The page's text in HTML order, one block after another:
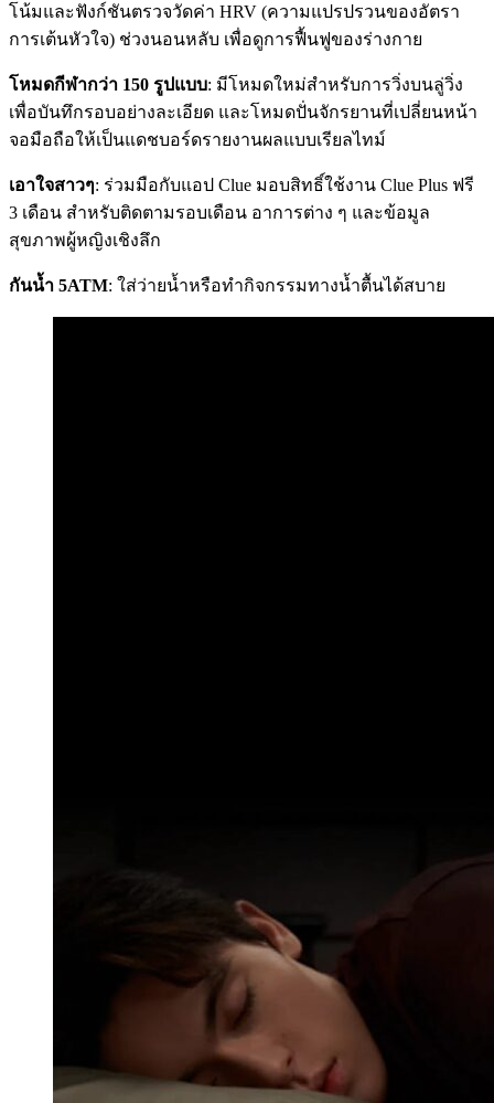
โน้มและฟังก์ชันตรวจวัดค่า HRV (ความแปรปรวนของอัตรา
การเต้นหัวใจ) ช่วงนอนหลับ เพื่อดูการฟื้นฟูของร่างกาย
โหมดกีฬากว่า 150 รูปแบบ: มีโหมดใหม่สำหรับการวิ่งบนลู่วิ่ง
เพื่อบันทึกรอบอย่างละเอียด และโหมดปั่นจักรยานที่เปลี่ยนหน้า
จอมือถือให้เป็นแดชบอร์ดรายงานผลแบบเรียลไทม์
เอาใจสาวๆ: ร่วมมือกับแอป Clue มอบสิทธิ์ใช้งาน Clue Plus ฟรี
3 เดือน สำหรับติดตามรอบเดือน อาการต่าง ๆ และข้อมูล
สุขภาพผู้หญิงเชิงลึก
กันน้ำ 5ATM: ใส่ว่ายน้ำหรือทำกิจกรรมทางน้ำตื้นได้สบาย